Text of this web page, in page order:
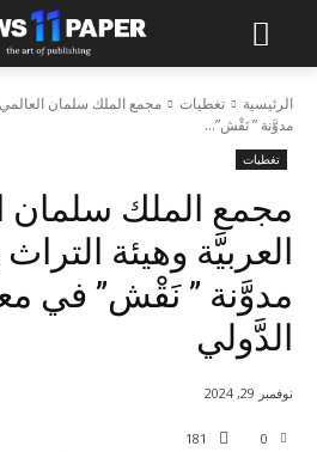
الرئيسية تغطيات
مجمع الملك سلمان العالمي
مدوَّنة ” نَقْش”...
تغطيات
مجمع الملك سلمان
العربيَّة وهيئة
مدوَّنة ” نَقْش” في
الدَّولي
0
181
نوفمبر 29, 2024